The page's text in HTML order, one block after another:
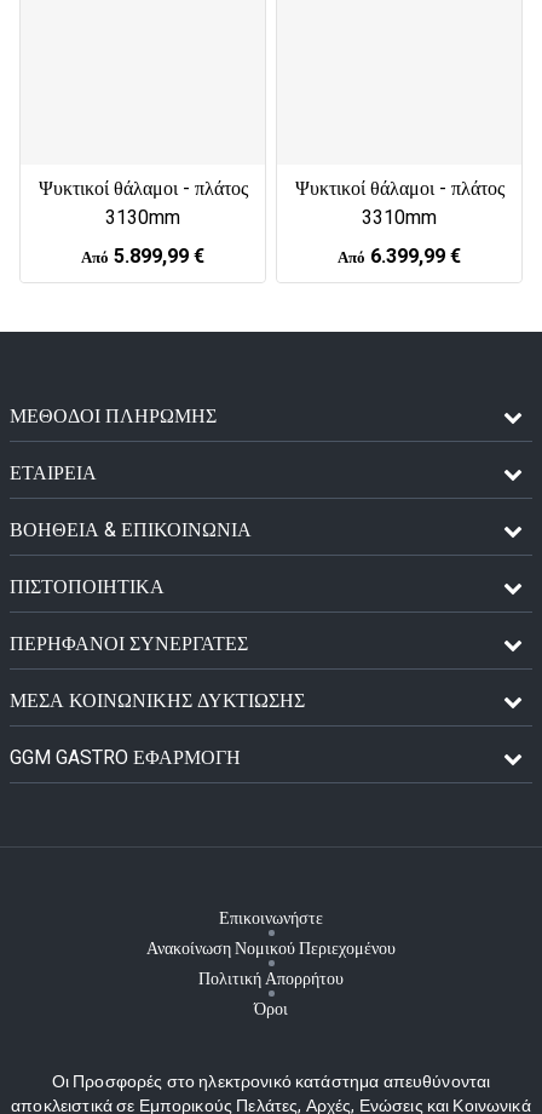
Ψυκτικοί θάλαμοι - πλάτος
3130mm
Από 5.899,99 €
Ψυκτικοί θάλαμοι - πλάτος
3310mm
Από 6.399,99 €
ΜΈΘΟΔΟΙ ΠΛΗΡΩΜΉΣ
ΕΤΑΙΡΕΙΑ
ΒΟΗΘΕΙΑ & ΕΠΙΚΟΙΝΩΝΙΑ
ΠΙΣΤΟΠΟΙΗΤΙΚΆ
ΠΕΡΉΦΑΝΟΙ ΣΥΝΕΡΓΆΤΕΣ
ΜΈΣΑ ΚΟΙΝΩΝΙΚΉΣ ΔΥΚΤΊΩΣΗΣ
GGM GASTRO ΕΦΑΡΜΟΓΉ
Επικοινωνήστε
Ανακοίνωση Νομικού Περιεχομένου
Πολιτική Απορρήτου
Όροι
Οι Προσφορές στο ηλεκτρονικό κατάστημα απευθύνονται
αποκλειστικά σε Εμπορικούς Πελάτες, Αρχές, Ενώσεις και Κοινωνικά